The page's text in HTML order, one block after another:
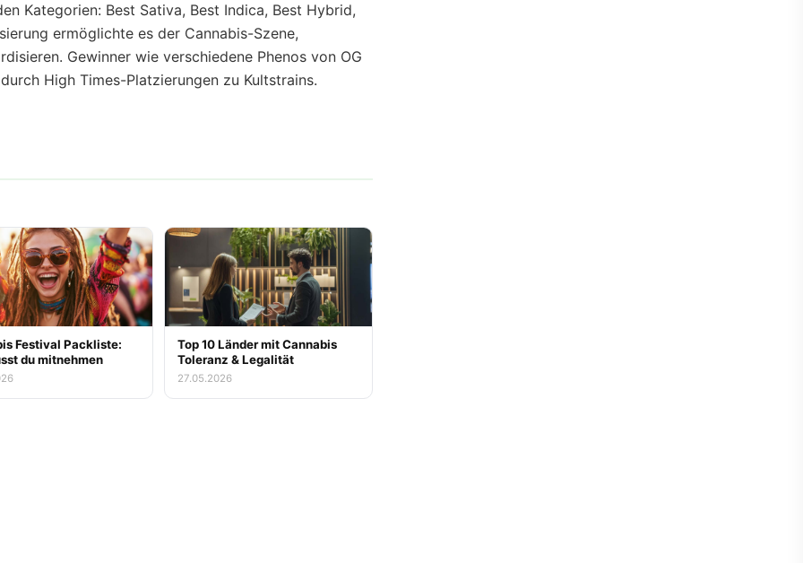
Kategorien: Best Sativa, Best Indica, Best Hybrid,
ermöglichte es der Cannabis-Szene,
Gewinner wie verschiedene Phenos von OG
High Times-Platzierungen zu Kultstrains.
Festival Packliste:
du mitnehmen
Top 10 Länder mit Cannabis
Toleranz & Legalität
27.05.2026